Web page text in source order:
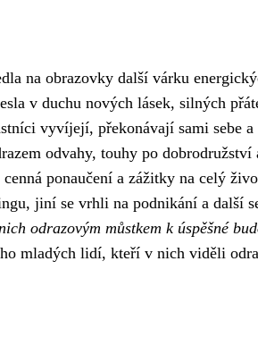
na obrazovky další várku
v duchu nových lásek, silných
vyvíjejí, překonávají sami sebe
odvahy, touhy po
ponaučení a zážitky na celý
jiní se vrhli na podnikání a další
odrazovým můstkem k úspěšné
mladých lidí, kteří v nich viděli